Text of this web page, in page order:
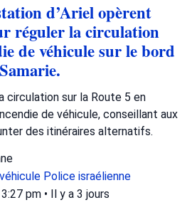
d’Ariel opèrent
réguler la circulation
de véhicule sur le bord
circulation sur la Route 5 en
de véhicule, conseillant aux
des itinéraires alternatifs.
Police israélienne
pm • Il y a 3 jours